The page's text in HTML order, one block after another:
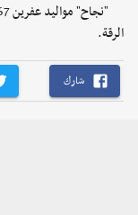
الرقة.
شارك